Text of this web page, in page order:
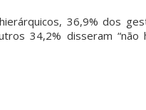
36,9% dos
34,2% disseram “não